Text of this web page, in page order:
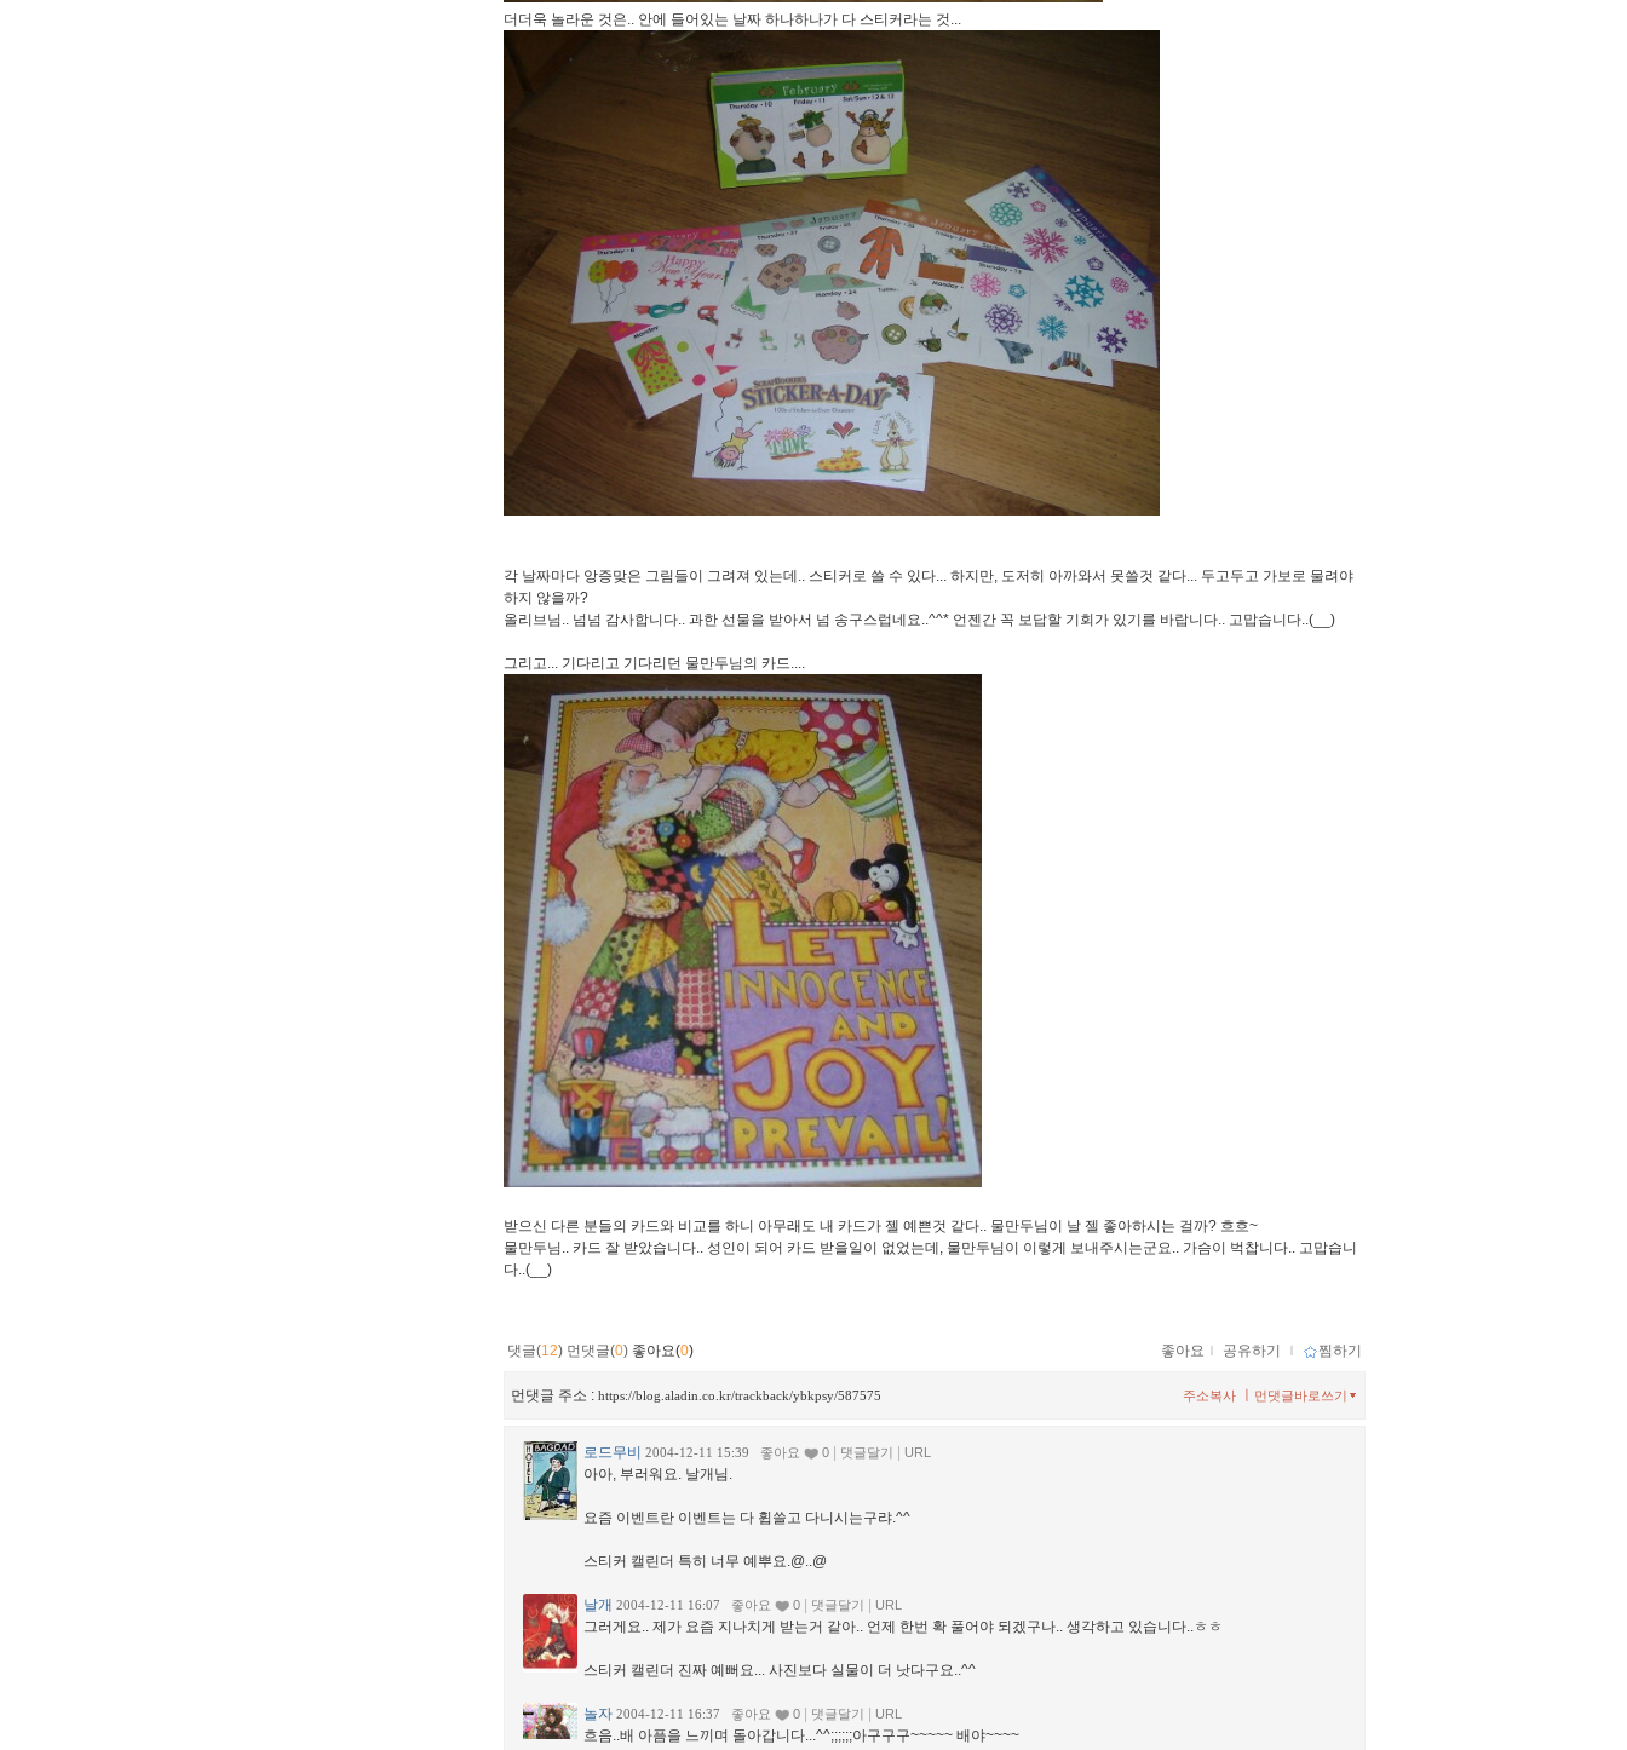
더더욱 놀라운 것은.. 안에 들어있는 날짜 하나하나가 다 스티커라는 것...
각 날짜마다 앙증맞은 그림들이 그려져 있는데.. 스티커로 쓸 수 있다... 하지만, 도저히 아까와서 못쓸것 같다... 두고두고 가보로 물려야
하지 않을까?
올리브님.. 넘넘 감사합니다.. 과한 선물을 받아서 넘 송구스럽네요..^^* 언젠간 꼭 보답할 기회가 있기를 바랍니다.. 고맙습니다..(__)
그리고... 기다리고 기다리던 물만두님의 카드....
받으신 다른 분들의 카드와 비교를 하니 아무래도 내 카드가 젤 예쁜것 같다.. 물만두님이 날 젤 좋아하시는 걸까? 흐흐~
물만두님.. 카드 잘 받았습니다.. 성인이 되어 카드 받을일이 없었는데, 물만두님이 이렇게 보내주시는군요.. 가슴이 벅찹니다.. 고맙습니
다..(__)
댓글(12) 먼댓글(0) 좋아요(0) 좋아요 ｌ 공유하기 ｌ 찜하기
먼댓글 주소 : https://blog.aladin.co.kr/trackback/ybkpsy/587575 먼댓글바로쓰기
주소복사
로드무비 2004-12-11 15:39 좋아요 0 댓글달기 URL
아아, 부러워요. 날개님.
요즘 이벤트란 이벤트는 다 휩쓸고 다니시는구랴.^^
스티커 캘린더 특히 너무 예뿌요.@..@
날개 2004-12-11 16:07 좋아요 0 댓글달기 URL
그러게요.. 제가 요즘 지나치게 받는거 같아.. 언제 한번 확 풀어야 되겠구나.. 생각하고 있습니다..ㅎㅎ
스티커 캘린더 진짜 예뻐요... 사진보다 실물이 더 낫다구요..^^
놀자 2004-12-11 16:37 좋아요 0 댓글달기 URL
흐음..배 아픔을 느끼며 돌아갑니다...^^;;;;;;아구구구~~~~~ 배야~~~~